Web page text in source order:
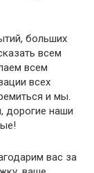
больших
всем
всем
всех
и мы.
дорогие наши
вас за